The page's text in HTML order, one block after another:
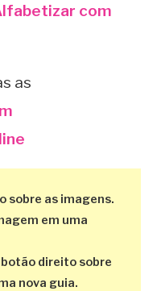
com
as
sobre as imagens.
em uma
direito sobre
nova guia.